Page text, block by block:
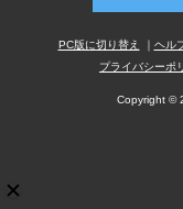
PC版に切り替え ヘル
プライバシーポ
Copyright ©